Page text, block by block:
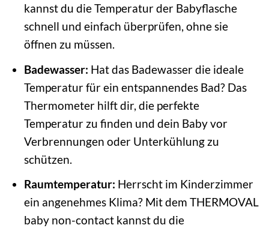
kannst du die Temperatur der Babyflasche
schnell und einfach überprüfen, ohne sie
öffnen zu müssen.
Badewasser: Hat das Badewasser die ideale
Temperatur für ein entspannendes Bad? Das
Thermometer hilft dir, die perfekte
Temperatur zu finden und dein Baby vor
Verbrennungen oder Unterkühlung zu
schützen.
Raumtemperatur: Herrscht im Kinderzimmer
ein angenehmes Klima? Mit dem THERMOVAL
baby non-contact kannst du die